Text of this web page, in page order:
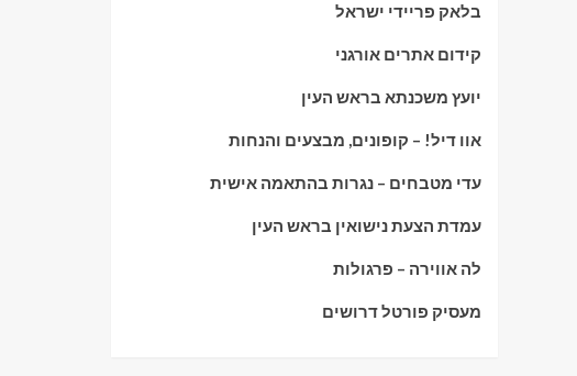
בלאק פריידי ישראל
קידום אתרים אורגני
יועץ משכנתא בראש העין
אוו דיל! – קופונים, מבצעים והנחות
עדי מטבחים – נגרות בהתאמה אישית
עמדת הצעת נישואין בראש העין
לה אווירה – פרגולות
מעסיק פורטל דרושים